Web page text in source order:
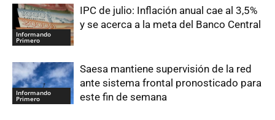
Informando
Primero
IPC de julio: Inflación anual cae al 3,5%
y se acerca a la meta del Banco Central
Informando
Primero
Saesa mantiene supervisión de la red
ante sistema frontal pronosticado para
este fin de semana